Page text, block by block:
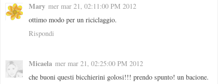
Mary mer mar 21, 02:11:00 PM 2012
ottimo modo per un riciclaggio.
Rispondi
Micaela mer mar 21, 02:25:00 PM 2012
che buoni questi bicchierini golosi!!! prendo spunto! un bacione.